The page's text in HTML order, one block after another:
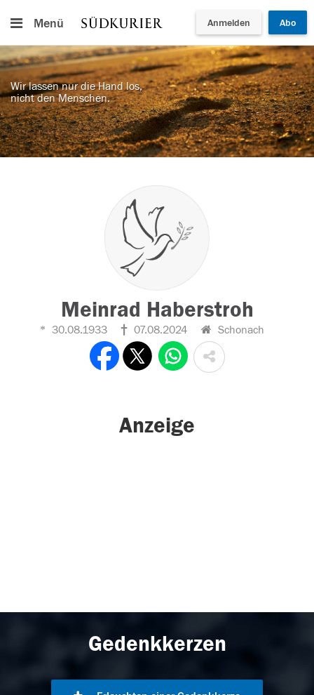
Menü Anmelden Abo
Wir lassen nur die Hand los,
nicht den Menschen.
Meinrad Haberstroh
30.08.1933 07.08.2024 Schonach
Anzeige
Gedenkkerzen